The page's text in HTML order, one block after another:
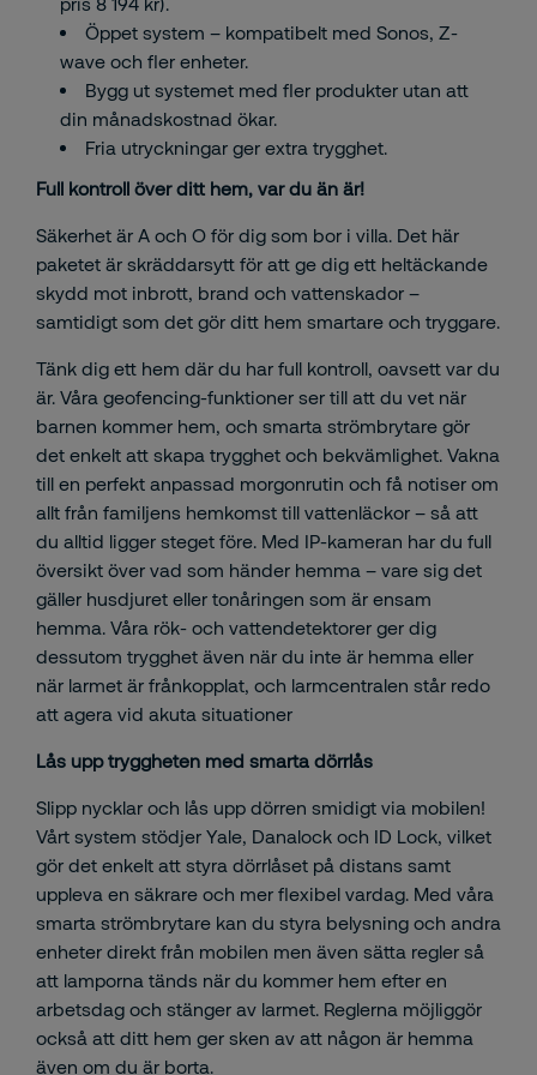
Öppet system – kompatibelt med Sonos, Z-
wave och fler enheter.
Bygg ut systemet med fler produkter utan att
din månadskostnad ökar.
Fria utryckningar ger extra trygghet.
Full kontroll över ditt hem, var du än är!
Säkerhet är A och O för dig som bor i villa. Det här
paketet är skräddarsytt för att ge dig ett heltäckande
skydd mot inbrott, brand och vattenskador –
samtidigt som det gör ditt hem smartare och tryggare.
Tänk dig ett hem där du har full kontroll, oavsett var du
är. Våra geofencing-funktioner ser till att du vet när
barnen kommer hem, och smarta strömbrytare gör
det enkelt att skapa trygghet och bekvämlighet. Vakna
till en perfekt anpassad morgonrutin och få notiser om
allt från familjens hemkomst till vattenläckor – så att
du alltid ligger steget före. Med IP-kameran har du full
översikt över vad som händer hemma – vare sig det
gäller husdjuret eller tonåringen som är ensam
hemma. Våra rök- och vattendetektorer ger dig
dessutom trygghet även när du inte är hemma eller
när larmet är frånkopplat, och larmcentralen står redo
att agera vid akuta situationer
Lås upp tryggheten med smarta dörrlås
Slipp nycklar och lås upp dörren smidigt via mobilen!
Vårt system stödjer Yale, Danalock och ID Lock, vilket
gör det enkelt att styra dörrlåset på distans samt
uppleva en säkrare och mer flexibel vardag. Med våra
smarta strömbrytare kan du styra belysning och andra
enheter direkt från mobilen men även sätta regler så
att lamporna tänds när du kommer hem efter en
arbetsdag och stänger av larmet. Reglerna möjliggör
också att ditt hem ger sken av att någon är hemma
även om du är borta.